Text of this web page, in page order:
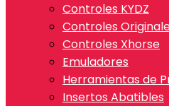
Controles KYDZ
Controles
Controles Xhorse
Emuladores
Herramientas de
Insertos Abatibles